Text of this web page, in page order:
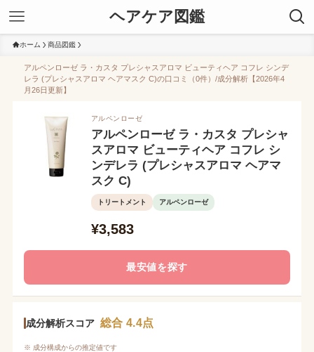
ヘアケア図鑑
ホーム 商品図鑑
アルペンローゼ ラ・カスタ プレシャスアロマ ビューティヘア コフレ シンデ
レラ (プレシャスアロマ ヘアマスク C)の口コミ（0件）/成分解析【2026年4
月26日更新】
アルペンローゼ
アルペンローゼ ラ・カスタ プレシャ
スアロマ ビューティヘア コフレ シ
ンデレラ (プレシャスアロマ ヘアマ
スク C)
トリートメント アルペンローゼ
¥3,583
最安値を探す
成分解析スコア 総合 4.4点
※ 成分構成からの推定値です